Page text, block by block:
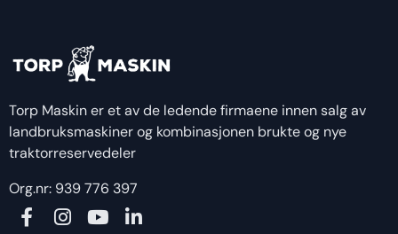
Torp Maskin er et av de ledende firmaene innen salg av
landbruksmaskiner og kombinasjonen brukte og nye
traktorreservedeler
Org.nr: 939 776 397